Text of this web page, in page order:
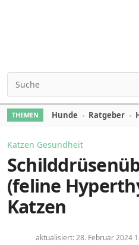
Search for:
THEMEN Hunde Ratgeber
Katzen Gesundheit
(feline
Katzen
aktualisiert: 28. Februar 2024